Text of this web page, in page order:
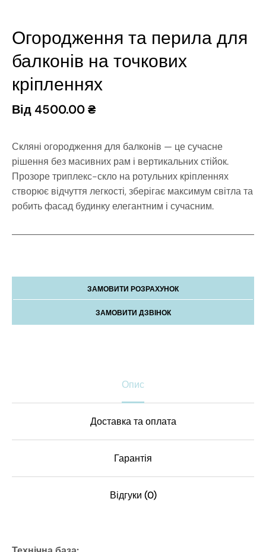
Огородження та перила для
балконів на точкових
кріпленнях
Від4500.00₴
Скляні огородження для балконів — це сучасне
рішення без масивних рам і вертикальних стійок.
Прозоре триплекс-скло на ротульних кріпленнях
створює відчуття легкості, зберігає максимум світла та
робить фасад будинку елегантним і сучасним.
ЗАМОВИТИ РОЗРАХУНОК
ЗАМОВИТИ ДЗВІНОК
Опис
Доставка та оплата
Гарантія
Відгуки (0)